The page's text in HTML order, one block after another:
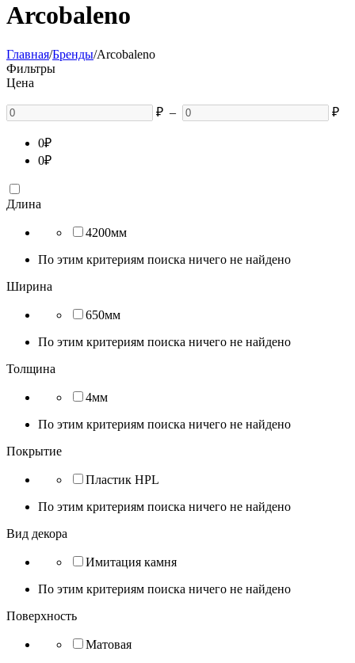
Arcobaleno
Главная/Бренды/Arcobaleno
Фильтры
Цена
₽ – ₽
0₽
0₽
Длина
4200мм
По этим критериям поиска ничего не найдено
Ширина
650мм
По этим критериям поиска ничего не найдено
Толщина
4мм
По этим критериям поиска ничего не найдено
Покрытие
Пластик HPL
По этим критериям поиска ничего не найдено
Вид декора
Имитация камня
По этим критериям поиска ничего не найдено
Поверхность
Матовая